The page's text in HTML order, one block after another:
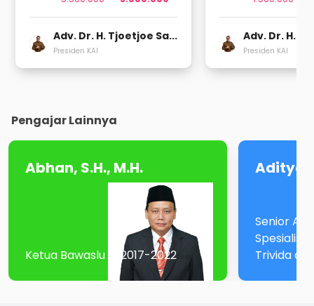
Adv. Dr. H. Tjoetjoe Sa...
Presiden KAI
Adv. Dr. H.
Presiden KAI
Pengajar Lainnya
Abhan, S.H., M.H.
Ketua Bawaslu RI 2017-2022
Aditya
Senior
Spesialis
Trivida at